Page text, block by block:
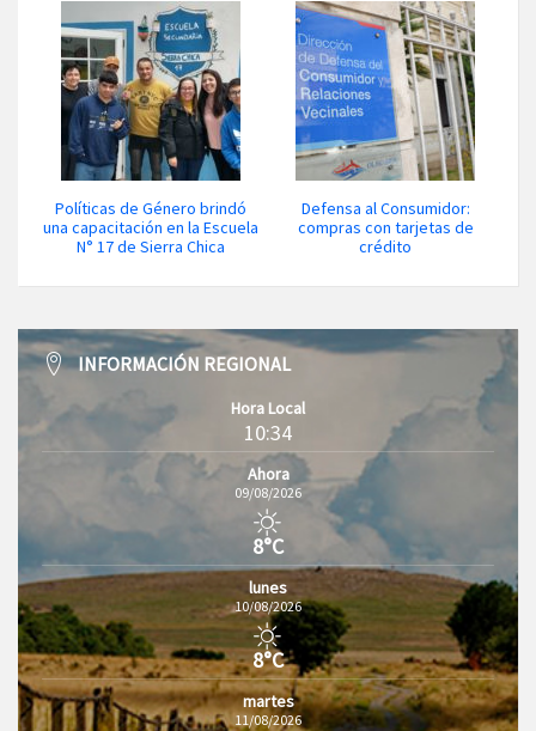
Políticas de Género brindó
una capacitación en la Escuela
N° 17 de Sierra Chica
Defensa al Consumidor:
compras con tarjetas de
crédito
INFORMACIÓN REGIONAL
Hora Local
10:34
Ahora
09/08/2026
8°C
lunes
10/08/2026
8°C
martes
11/08/2026